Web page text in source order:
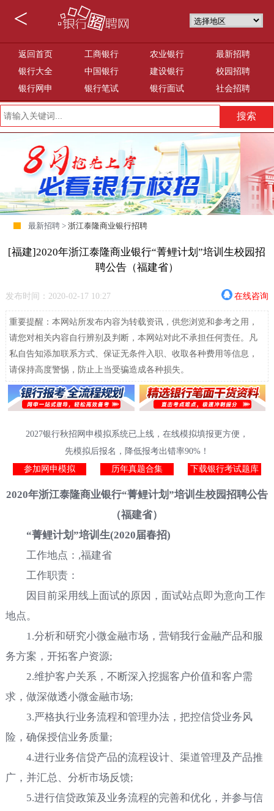
<
返回首页 工商银行 农业银行
最新招聘
银行大全
中国银行 建设银行
校园招聘
银行网申
银行笔试 银行面试 社会招聘
最新招聘 >浙江泰隆商业银行招聘
[福建]2020年浙江泰隆商业银行“菁鲤计划”培训生校园招
聘公告（福建省）
发布时间：2020-02-17 10:27 在线咨询
重要提醒：本网站所发布内容为转载资讯，供您浏览和参考之用，
请您对相关内容自行辨别及判断，本网站对此不承担任何责任。凡
私自告知添加联系方式、保证无条件入职、收取各种费用等信息，
请保持高度警惕，防止上当受骗造成各种损失。
2027银行秋招网申模拟系统已上线，在线模拟填报更方便，
先模拟后报名，降低报考出错率90%！
参加网申模拟
历年真题合集 下载银行考试题库
2020年浙江泰隆商业银行“菁鲤计划”培训生校园招聘公告
（福建省）
“菁鲤计划”培训生(2020届春招)
工作地点：,福建省
工作职责：
因目前采用线上面试的原因，面试站点即为意向工作
地点。
1.分析和研究小微金融市场，营销我行金融产品和服
务方案，开拓客户资源;
2.维护客户关系，不断深入挖掘客户价值和客户需
求，做深做透小微金融市场;
3.严格执行业务流程和管理办法，把控信贷业务风
险，确保授信业务质量;
4.进行业务信贷产品的流程设计、渠道管理及产品推
广，并汇总、分析市场反馈;
5.进行信贷政策及业务流程的完善和优化，并参与信